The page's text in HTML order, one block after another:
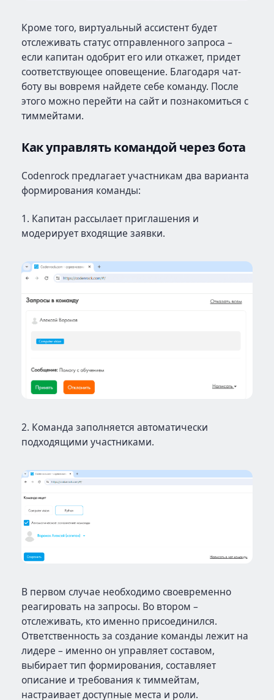
Кроме того, виртуальный ассистент будет
отслеживать статус отправленного запроса –
если капитан одобрит его или откажет, придет
соответствующее оповещение. Благодаря чат-
боту вы вовремя найдете себе команду. После
этого можно перейти на сайт и познакомиться с
тиммейтами.
Как управлять командой через бота
Codenrock предлагает участникам два варианта
формирования команды:
1. Капитан рассылает приглашения и
модерирует входящие заявки.
2. Команда заполняется автоматически
подходящими участниками.
В первом случае необходимо своевременно
реагировать на запросы. Во втором –
отслеживать, кто именно присоединился.
Ответственность за создание команды лежит на
лидере – именно он управляет составом,
выбирает тип формирования, составляет
описание и требования к тиммейтам,
настраивает доступные места и роли.